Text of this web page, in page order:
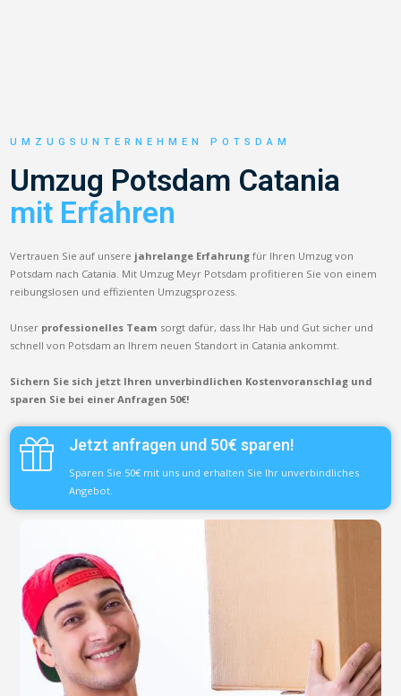
UMZUGSUNTERNEHMEN POTSDAM
Umzug Potsdam Catania
mit Erfahren
Vertrauen Sie auf unsere jahrelange Erfahrung für Ihren Umzug von
Potsdam nach Catania. Mit Umzug Meyr Potsdam profitieren Sie von einem
reibungslosen und effizienten Umzugsprozess.
Unser professionelles Team sorgt dafür, dass Ihr Hab und Gut sicher und
schnell von Potsdam an Ihrem neuen Standort in Catania ankommt.
Sichern Sie sich jetzt Ihren unverbindlichen Kostenvoranschlag und
sparen Sie bei einer Anfragen 50€!
Jetzt anfragen und 50€ sparen!
Sparen Sie 50€ mit uns und erhalten Sie Ihr unverbindliches
Angebot.